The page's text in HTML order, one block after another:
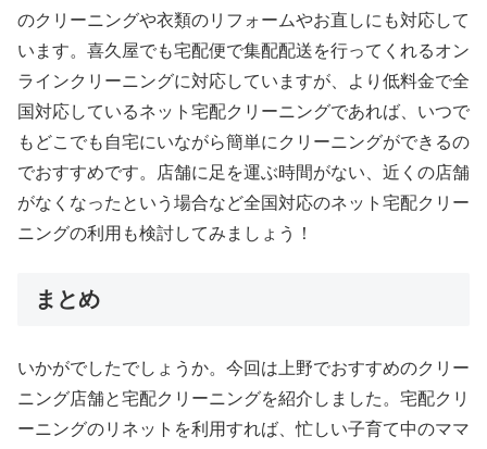
のクリーニングや衣類のリフォームやお直しにも対応して
います。喜久屋でも宅配便で集配配送を行ってくれるオン
ラインクリーニングに対応していますが、より低料金で全
国対応しているネット宅配クリーニングであれば、いつで
もどこでも自宅にいながら簡単にクリーニングができるの
でおすすめです。店舗に足を運ぶ時間がない、近くの店舗
がなくなったという場合など全国対応のネット宅配クリー
ニングの利用も検討してみましょう！
まとめ
いかがでしたでしょうか。今回は上野でおすすめのクリー
ニング店舗と宅配クリーニングを紹介しました。宅配クリ
ーニングのリネットを利用すれば、忙しい子育て中のママ